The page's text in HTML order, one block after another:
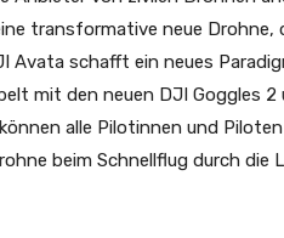
transformative neue Drohne,
Avata schafft ein neues
mit den neuen DJI Goggles
alle Pilotinnen und
beim Schnellflug durch die